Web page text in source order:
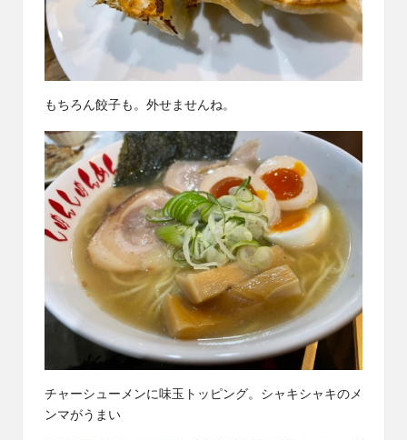
もちろん餃子も。外せませんね。
チャーシューメンに味玉トッピング。シャキシャキのメ
ンマがうまい